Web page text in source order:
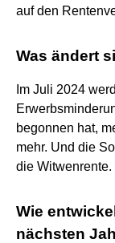
auf den
Was ändert
Im Juli 2024
begonnen hat,
mehr. Und die
die Witwenrente.
Wie
nächsten